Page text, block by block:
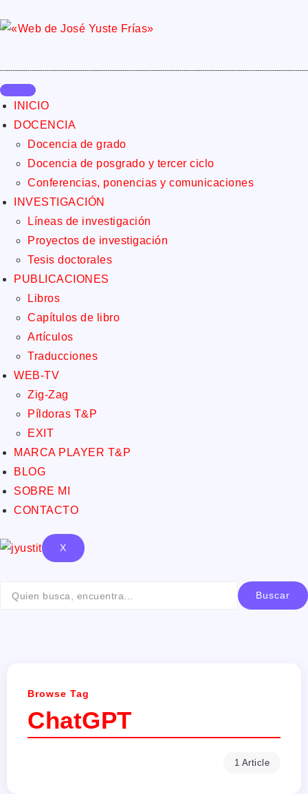
INICIO
DOCENCIA
Docencia de grado
Docencia de posgrado y tercer ciclo
Conferencias, ponencias y comunicaciones
INVESTIGACIÓN
Líneas de investigación
Proyectos de investigación
Tesis doctorales
PUBLICACIONES
Libros
Capítulos de libro
Artículos
Traducciones
WEB-TV
Zig-Zag
Píldoras T&P
EXIT
MARCA PLAYER T&P
BLOG
SOBRE MI
CONTACTO
X
Buscar
Browse Tag
ChatGPT
1 Article